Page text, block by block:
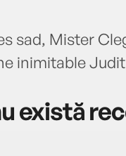
sad, Mister
inimitable
există